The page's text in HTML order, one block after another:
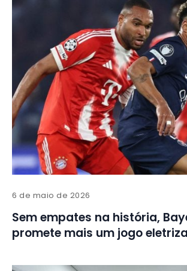
6 de maio de 2026
Sem empates na história,
promete mais um jogo